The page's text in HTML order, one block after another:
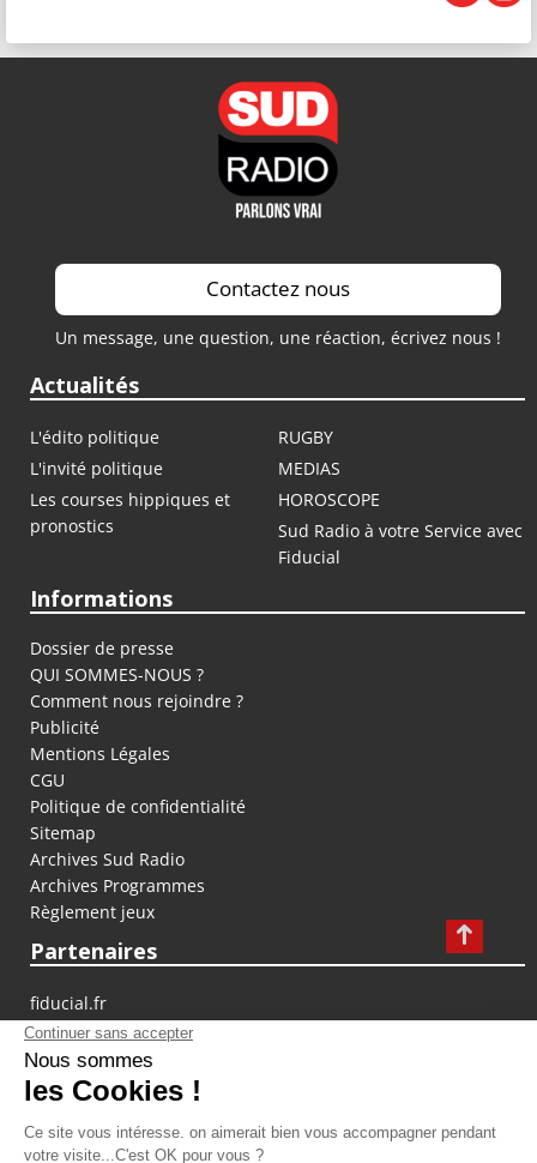
Contactez nous
Un message, une question, une réaction, écrivez nous !
Actualités
L'édito politique
RUGBY
L'invité politique
MEDIAS
Les courses hippiques et
pronostics
HOROSCOPE
Sud Radio à votre Service avec
Fiducial
Informations
Dossier de presse
QUI SOMMES-NOUS ?
Comment nous rejoindre ?
Publicité
Mentions Légales
CGU
Politique de confidentialité
Sitemap
Archives Sud Radio
Archives Programmes
Règlement jeux
Partenaires
fiducial.fr
lyoncapitale.fr
olympique-et-lyonnais.com
L'application Iphone / Android